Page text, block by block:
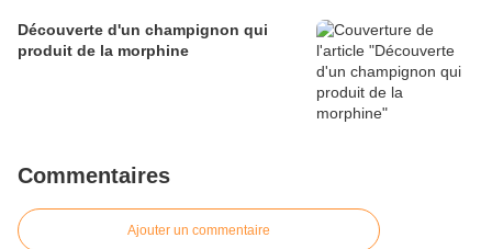
Découverte d'un champignon qui
produit de la morphine
Commentaires
Ajouter un commentaire